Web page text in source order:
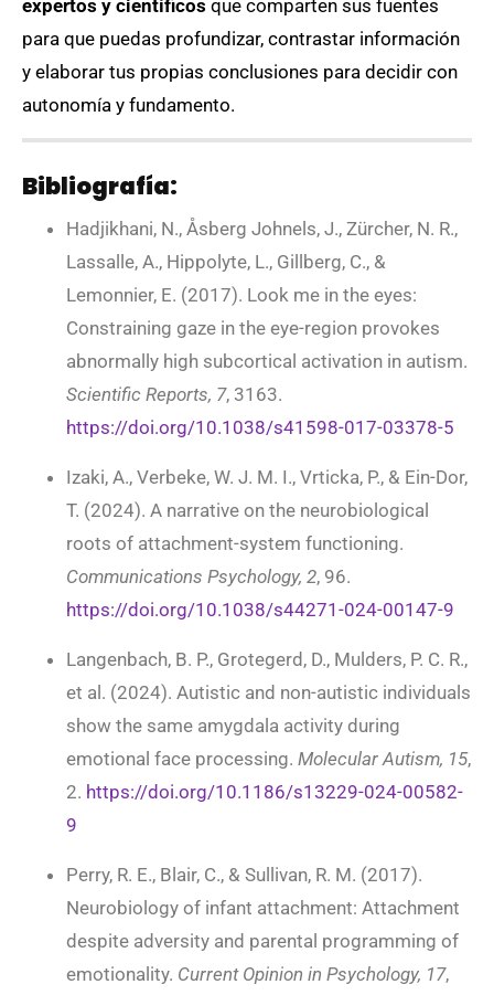
expertos y científicos que comparten sus fuentes
para que puedas profundizar, contrastar información
y elaborar tus propias conclusiones para decidir con
autonomía y fundamento.
Bibliografía:
Hadjikhani, N., Åsberg Johnels, J., Zürcher, N. R.,
Lassalle, A., Hippolyte, L., Gillberg, C., &
Lemonnier, E. (2017). Look me in the eyes:
Constraining gaze in the eye-region provokes
abnormally high subcortical activation in autism.
Scientific Reports, 7, 3163.
https://doi.org/10.1038/s41598-017-03378-5
Izaki, A., Verbeke, W. J. M. I., Vrticka, P., & Ein-Dor,
T. (2024). A narrative on the neurobiological
roots of attachment-system functioning.
Communications Psychology, 2, 96.
https://doi.org/10.1038/s44271-024-00147-9
Langenbach, B. P., Grotegerd, D., Mulders, P. C. R.,
et al. (2024). Autistic and non-autistic individuals
show the same amygdala activity during
emotional face processing. Molecular Autism, 15,
2. https://doi.org/10.1186/s13229-024-00582-
9
Perry, R. E., Blair, C., & Sullivan, R. M. (2017).
Neurobiology of infant attachment: Attachment
despite adversity and parental programming of
emotionality. Current Opinion in Psychology, 17,